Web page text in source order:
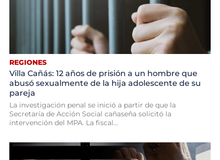
REGIONES
Villa Cañás: 12 años de prisión a un hombre que
abusó sexualmente de la hija adolescente de su
pareja
La investigación penal se inició a partir de que la
Secretaría de Acción Social cañaseña solicitó la
intervención del MPA. La fiscal...